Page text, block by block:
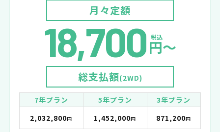
月々定額
18,700 税込
円〜
総支払額(2WD)
7年プラン 5年プラン
3年プラン
2,032,800円 1,452,000円 871,200円